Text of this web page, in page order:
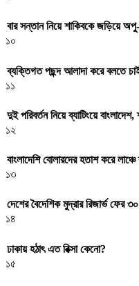
বার সন্তান নিয়ে শাকিবকে জড়িয়ে অপু-
১০
ব্যক্তিগত পছন্দ আলাদা করে বলতে
১১
দুই পরিবর্তন নিয়ে ব্যাটিংয়ে
১২
বাংলাদেশি বোলারদের হতাশ করে
১৩
দেশের বৈদেশিক মুদ্রার রিজার্ভ ফের
১৪
ঢাকায় হঠাৎ এত রিক্সা কেনো?
১৫